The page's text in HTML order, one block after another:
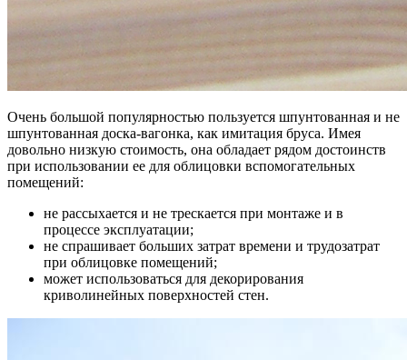
Очень большой популярностью пользуется шпунтованная и не
шпунтованная доска-вагонка, как имитация бруса. Имея
довольно низкую стоимость, она обладает рядом достоинств
при использовании ее для облицовки вспомогательных
помещений:
не рассыхается и не трескается при монтаже и в
процессе эксплуатации;
не спрашивает больших затрат времени и трудозатрат
при облицовке помещений;
может использоваться для декорирования
криволинейных поверхностей стен.